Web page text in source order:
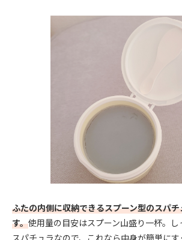
ふたの内側に収納できるスプーン型のスパ
す。使用量の目安はスプーン山盛り一杯。